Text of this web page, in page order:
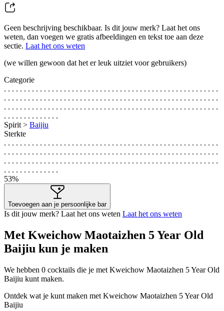
Geen beschrijving beschikbaar. Is dit jouw merk? Laat het ons
weten, dan voegen we gratis afbeeldingen en tekst toe aan deze
sectie. Laat het ons weten
(we willen gewoon dat het er leuk uitziet voor gebruikers)
Categorie
. . . . . . . . . . . . . . . . . . . . . . . . . . . . . . . . . . . . . . . . . . . . . . . . . . . . . .
. . . . . . . . . . . . . . . . . . . . . . . . . . . . . . . . . . . . . . . . . . . . . . . . . . . . . .
. . . . . . . . . . . . . . . . . . . . . . . . . . . . . . . . . . . . . . . . . . . . . . . . . . . . . .
. . . . . . . . . . . . . .
Spirit > Baijiu
Sterkte
. . . . . . . . . . . . . . . . . . . . . . . . . . . . . . . . . . . . . . . . . . . . . . . . . . . . . .
. . . . . . . . . . . . . . . . . . . . . . . . . . . . . . . . . . . . . . . . . . . . . . . . . . . . . .
. . . . . . . . . . . . . . . . . . . . . . . . . . . . . . . . . . . . . . . . . . . . . . . . . . . . . .
. . . . . . . . . . . . . .
53%
Toevoegen aan je persoonlijke bar
Is dit jouw merk? Laat het ons weten Laat het ons weten
Met Kweichow Maotaizhen 5 Year Old
Baijiu kun je maken
We hebben 0 cocktails die je met Kweichow Maotaizhen 5 Year Old
Baijiu kunt maken.
Ontdek wat je kunt maken met Kweichow Maotaizhen 5 Year Old
Baijiu